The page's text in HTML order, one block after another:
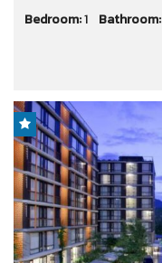
Bedroom:1 Bathroom: